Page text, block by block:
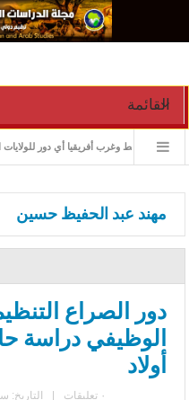
القائمة
الوسط وغرب أفريقيا أي دور للولايات
مهند عبد الحفيظ حسين
دور الصراع
الوظيفي دراسة
أولاد
التاريخ: | ٠ تعليقات